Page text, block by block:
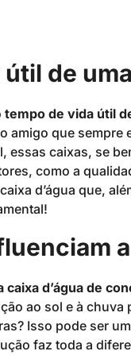
de
tempo de vida útil
amigo que sempre
essas caixas, se
como a
d’água que,
d’água de
ao sol e à
Isso pode ser
faz toda a